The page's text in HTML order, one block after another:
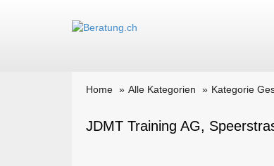
Home Alle Kategorien Kategorie
JDMT Training AG,